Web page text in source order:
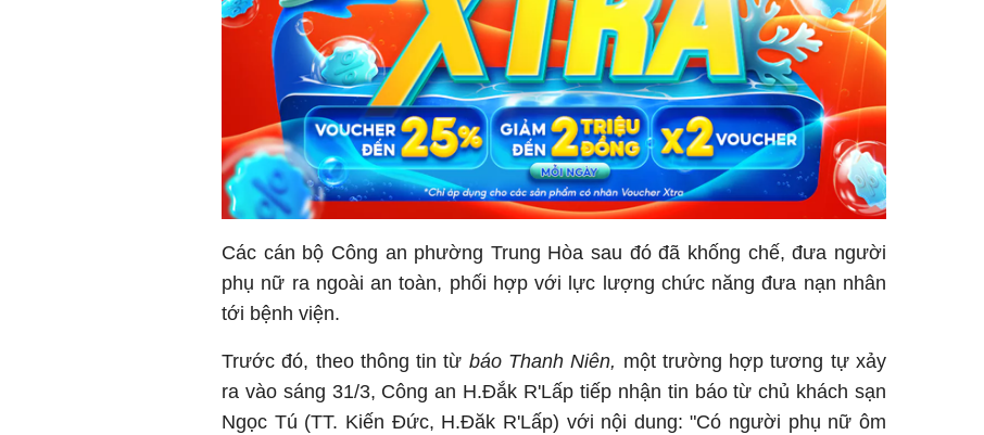
Các cán bộ Công an phường Trung Hòa sau đó đã khống chế, đưa người
phụ nữ ra ngoài an toàn, phối hợp với lực lượng chức năng đưa nạn nhân
tới bệnh viện.
Trước đó, theo thông tin từ báo Thanh Niên, một trường hợp tương tự xảy
ra vào sáng 31/3, Công an H.Đắk R'Lấp tiếp nhận tin báo từ chủ khách sạn
Ngọc Tú (TT. Kiến Đức, H.Đăk R'Lấp) với nội dung: "Có người phụ nữ ôm